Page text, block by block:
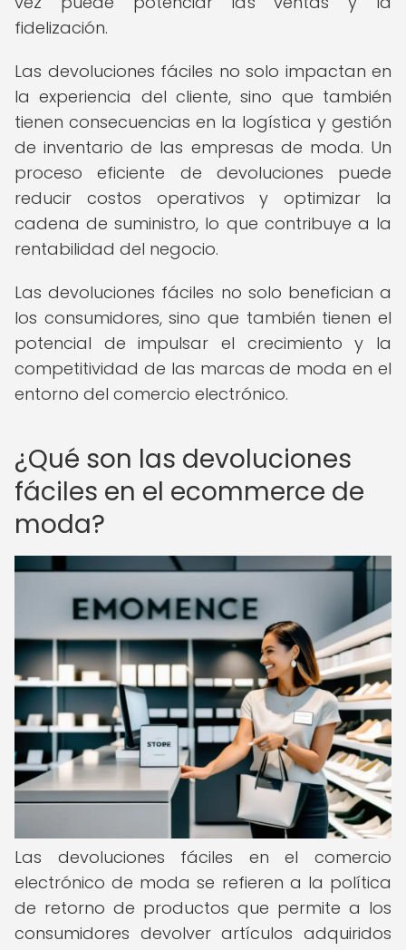
fidelización.
Las devoluciones fáciles no solo impactan en
la experiencia del cliente, sino que también
tienen consecuencias en la logística y gestión
de inventario de las empresas de moda. Un
proceso eficiente de devoluciones puede
reducir costos operativos y optimizar la
cadena de suministro, lo que contribuye a la
rentabilidad del negocio.
Las devoluciones fáciles no solo benefician a
los consumidores, sino que también tienen el
potencial de impulsar el crecimiento y la
competitividad de las marcas de moda en el
entorno del comercio electrónico.
¿Qué son las devoluciones
fáciles en el ecommerce de
moda?
Las devoluciones fáciles en el comercio
electrónico de moda se refieren a la política
de retorno de productos que permite a los
consumidores devolver artículos adquiridos